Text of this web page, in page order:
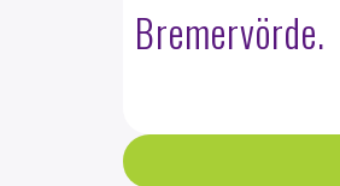
Bremervörde.